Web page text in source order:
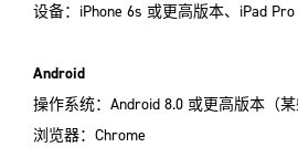
设备：iPhone 6s 或更高版本、iPad
Android
操作系统：Android 8.0 或更高版本（
浏览器：Chrome